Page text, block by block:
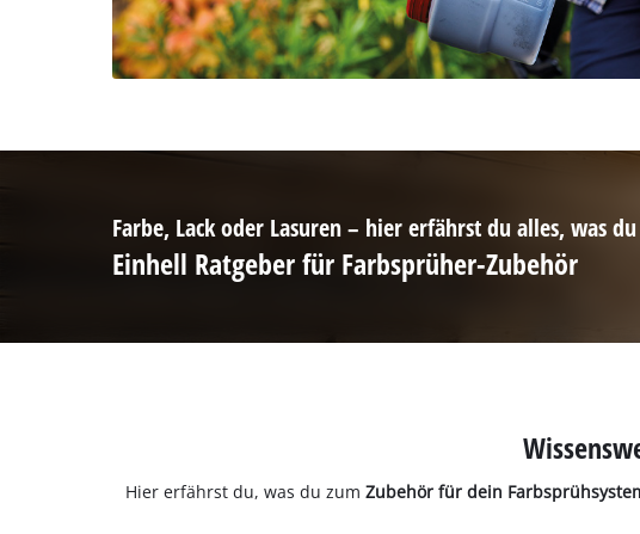
Farbe, Lack oder Lasuren – hier erfährst du alles, was
Einhell Ratgeber für Farbsprüher-Zubehör
Hier erfährst du, was du zum Zubehör für dein